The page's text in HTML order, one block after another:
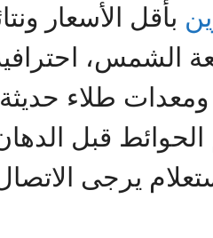
بأقل الأسعار
الشمس،
طلاء
قبل
يرجى